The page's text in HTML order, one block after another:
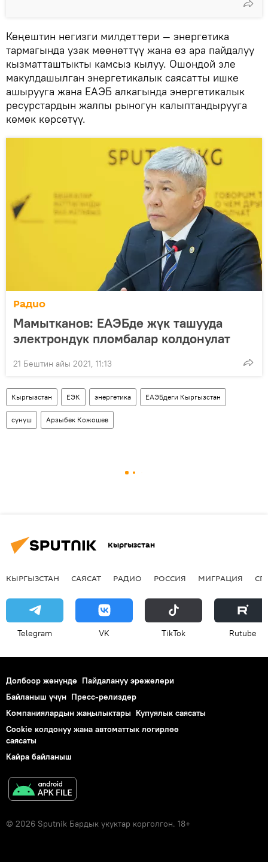
Кеңештин негизги милдеттери — энергетика
тармагында узак мөөнөттүү жана өз ара пайдалуу
кызматташтыкты камсыз кылуу. Ошондой эле
макулдашылган энергетикалык саясатты ишке
ашырууга жана ЕАЭБ алкагында энергетикалык
ресурстардын жалпы рыногун калыптандырууга
көмөк көрсөтүү.
Радио
Мамытканов: ЕАЭБде жүк ташууда
электрондук пломбалар колдонулат
21 Бештин айы 2021, 11:13
Кыргызстан ЕЭК энергетика ЕАЭБдеги Кыргызстан
сунуш Арзыбек Кожошев
Кыргызстан
КЫРГЫЗСТАН САЯСАТ РАДИО РОССИЯ МИГРАЦИЯ
Telegram VK ТikТоk Rutube
Долбоор жөнүндө Пайдалануу эрежелери
Байланыш үчүн Пресс-релиздер
Компаниялардын жаңылыктары Купуялык саясаты
Cookie колдонуу жана автоматтык логирлөө
саясаты
Кайра байланыш
© 2026 Sputnik Бардык укуктар корголгон. 18+